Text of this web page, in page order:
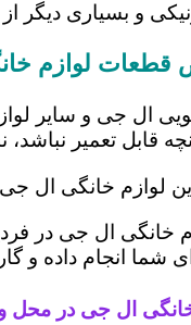
و بسیاری دیگر
قطعات لوازم
ال جی و سایر
قابل تعمیر
این لوازم خانگی ال
خانگی ال جی در
شما انجام داده و
خانگی ال جی در محل